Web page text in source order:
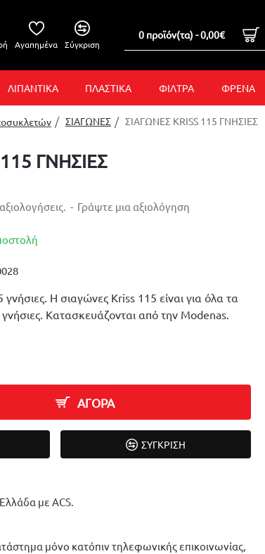
Αγαπημένα Σύγκριση
0 προϊόν(τα) - 0,00€
ΛΙΠΑΝΤΙΚΑ ΠΛΑΣΤΙΚΑ ΦΙΛΤΡΑ ΦΡΕΝΑ
ΣΙΑΓΩΝΕΣ ΣΙΑΓΩΝΕΣ KRISS 115 ΓΝΗΣΙΕΣ
ΓΝΗΣΙΕΣ
Η σιαγώνες Kriss 115 είναι για όλα τα
Κατασκευάζονται από την Modenas.
- Γράψτε μια αξιολόγηση
ΑΓΟΡΑ
ΣΎΓΚΡΙΣΗ
με ACS.
μόνο κατόπιν τηλεφωνικής επικοινωνίας,